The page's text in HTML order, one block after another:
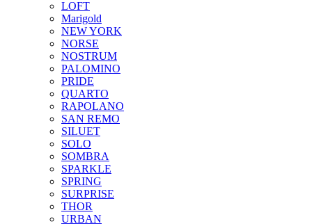
LOFT
Marigold
NEW YORK
NORSE
NOSTRUM
PALOMINO
PRIDE
QUARTO
RAPOLANO
SAN REMO
SILUET
SOLO
SOMBRA
SPARKLE
SPRING
SURPRISE
THOR
URBAN